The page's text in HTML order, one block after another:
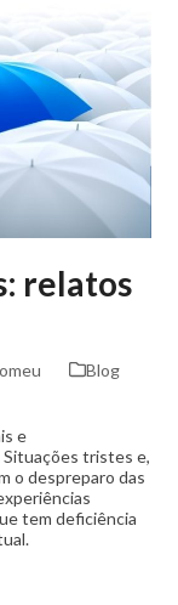
relatos
Blog
e
tristes e,
o despreparo das
tem deficiência